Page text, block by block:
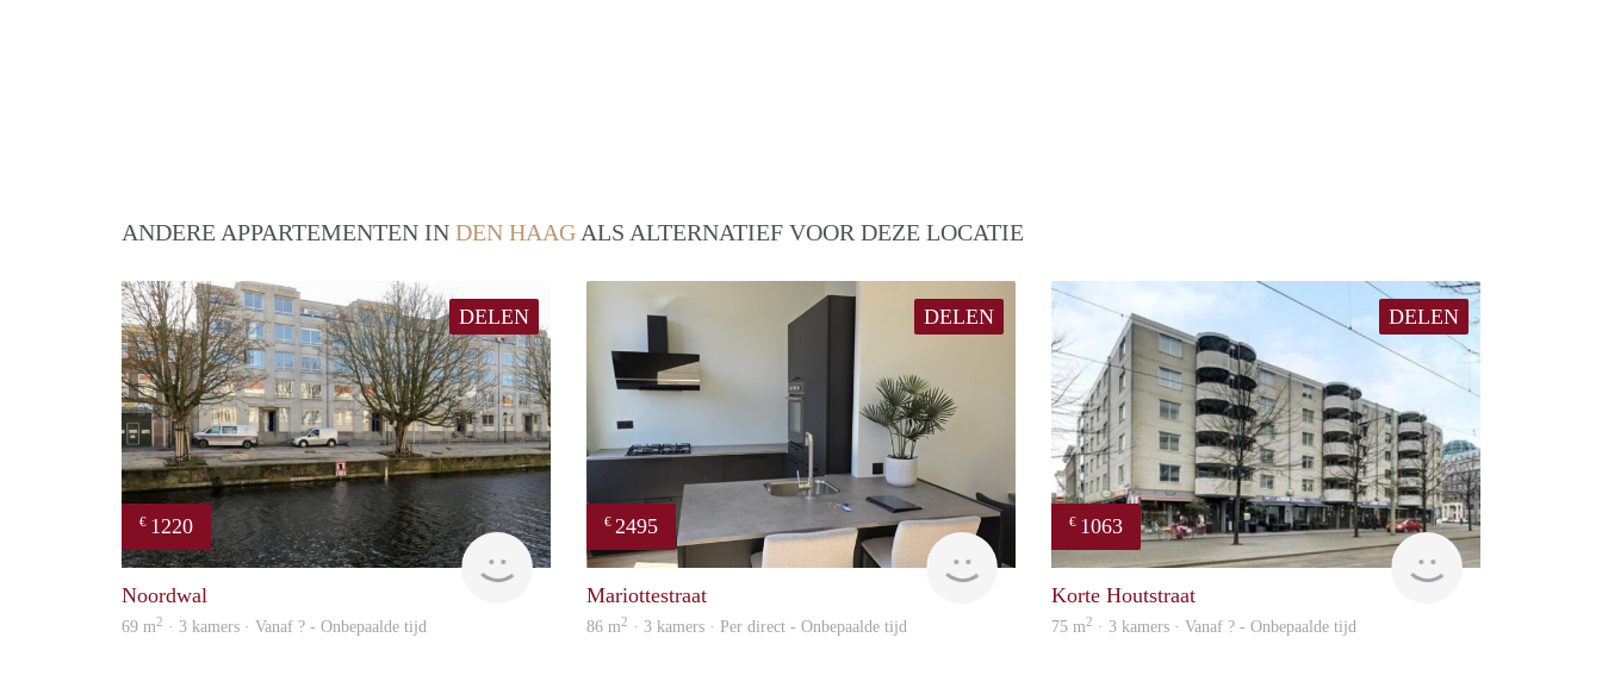
ANDERE APPARTEMENTEN IN DEN HAAG ALS ALTERNATIEF VOOR DEZE LOCATIE
DELEN
€ 1220
Woning
Noordwal
69 m2 · 3 kamers · Vanaf ? - Onbepaalde tijd
DELEN
€ 2495
Mariottestraat
86 m2 · 3 kamers · Per direct - Onbepaalde tijd
DELEN
€ 1063
finder
Korte Houtstraat
75 m2 · 3 kamers · Vanaf ? - Onbepaalde tijd